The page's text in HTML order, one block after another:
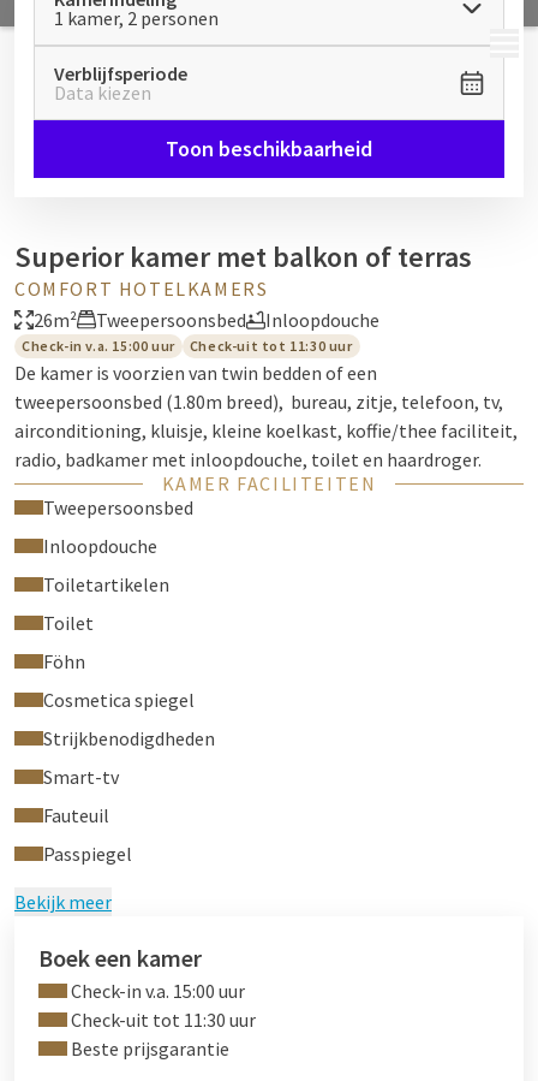
MENU
1 kamer, 2 personen
Verblijfsperiode
Data kiezen
Toon beschikbaarheid
Superior kamer met balkon of terras
COMFORT HOTELKAMERS
26m²
Tweepersoonsbed Inloopdouche
Check-in v.a. 15:00 uur Check-uit tot 11:30 uur
De kamer is voorzien van twin bedden of een
tweepersoonsbed (1.80m breed), bureau, zitje, telefoon, tv,
airconditioning, kluisje, kleine koelkast, koffie/thee faciliteit,
radio, badkamer met inloopdouche, toilet en haardroger.
KAMER FACILITEITEN
Tweepersoonsbed
Inloopdouche
Toiletartikelen
Toilet
Föhn
Cosmetica spiegel
Strijkbenodigdheden
Smart-tv
Fauteuil
Passpiegel
Bekijk meer
Boek een kamer
Check-in v.a. 15:00 uur
Check-uit tot 11:30 uur
Beste prijsgarantie